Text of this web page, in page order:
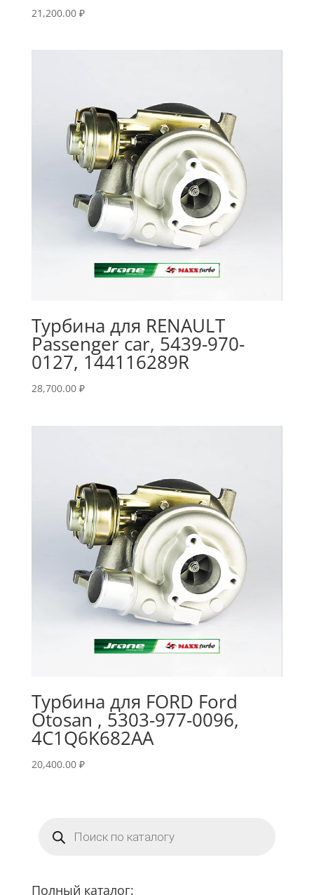
21,200.00 ₽
Турбина для RENAULT
Passenger car, 5439-970-
0127, 144116289R
28,700.00 ₽
Турбина для FORD Ford
Otosan , 5303-977-0096,
4C1Q6K682AA
20,400.00 ₽
товаров
Полный каталог: